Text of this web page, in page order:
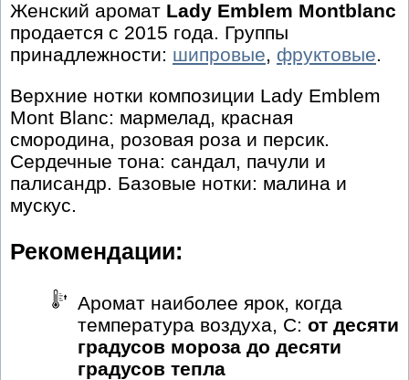
Женский аромат Lady Emblem Montblanc
продается с 2015 года. Группы
принадлежности: шипровые, фруктовые.
Верхние нотки композиции Lady Emblem
Mont Blanc: мармелад, красная
смородина, розовая роза и персик.
Сердечные тона: сандал, пачули и
палисандр. Базовые нотки: малина и
мускус.
Рекомендации:
Аромат наиболее ярок, когда
температура воздуха, С: от десяти
градусов мороза до десяти
градусов тепла